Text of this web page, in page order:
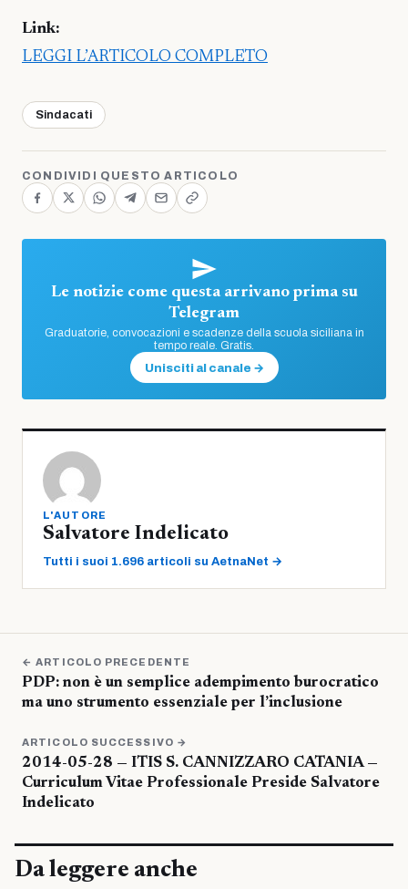
Link:
LEGGI L’ARTICOLO COMPLETO
Sindacati
CONDIVIDI QUESTO ARTICOLO
Le notizie come questa arrivano prima su
Telegram
Graduatorie, convocazioni e scadenze della scuola siciliana in
tempo reale. Gratis.
Unisciti al canale →
L'AUTORE
Salvatore Indelicato
Tutti i suoi 1.696 articoli su AetnaNet →
← ARTICOLO PRECEDENTE
PDP: non è un semplice adempimento burocratico
ma uno strumento essenziale per l’inclusione
ARTICOLO SUCCESSIVO →
2014-05-28 — ITIS S. CANNIZZARO CATANIA —
Curriculum Vitae Professionale Preside Salvatore
Indelicato
Da leggere anche